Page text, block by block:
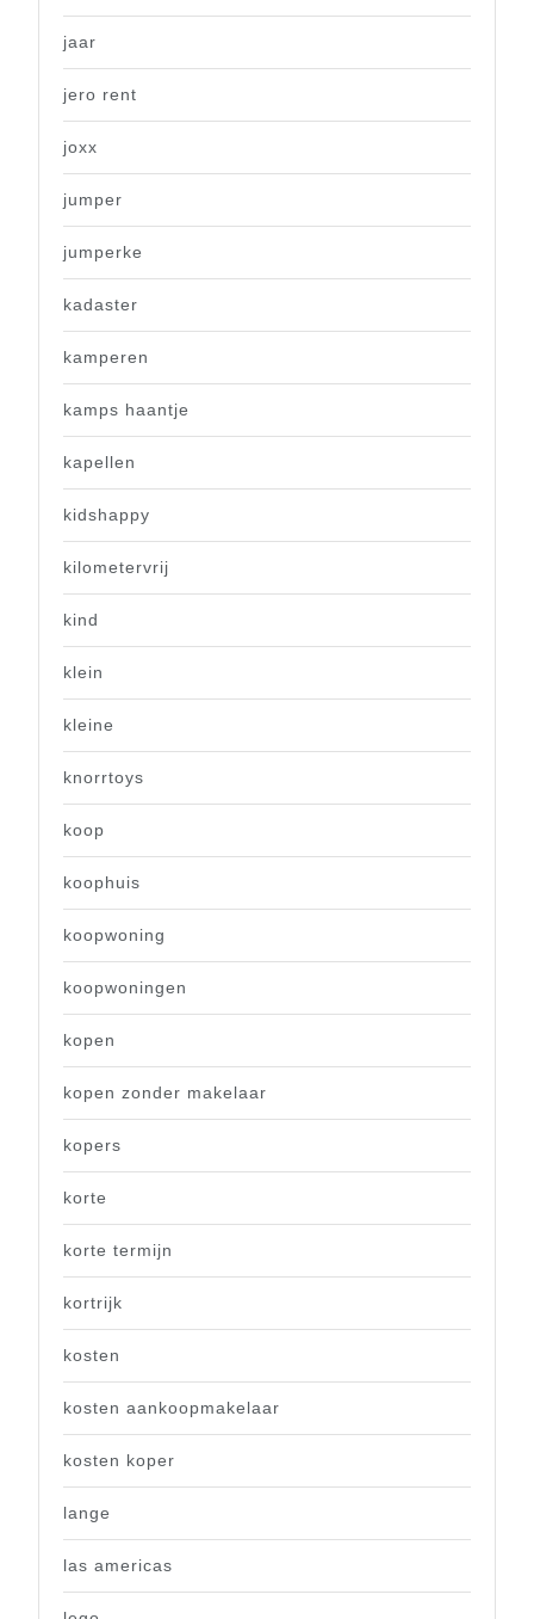
jaar
jero rent
joxx
jumper
jumperke
kadaster
kamperen
kamps haantje
kapellen
kidshappy
kilometervrij
kind
klein
kleine
knorrtoys
koop
koophuis
koopwoning
koopwoningen
kopen
kopen zonder makelaar
kopers
korte
korte termijn
kortrijk
kosten
kosten aankoopmakelaar
kosten koper
lange
las americas